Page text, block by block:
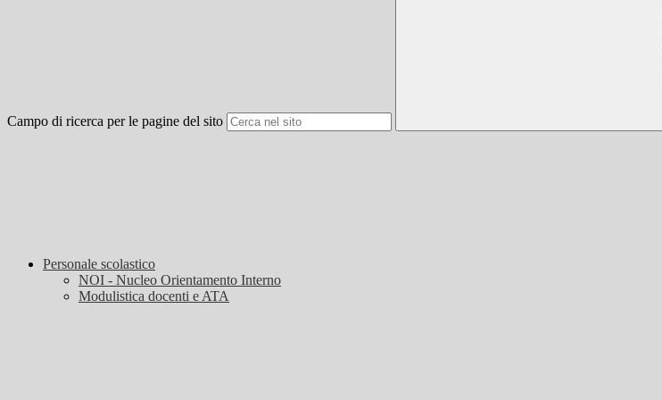
Campo di ricerca per le pagine del sito
Personale scolastico
NOI - Nucleo Orientamento Interno
Modulistica docenti e ATA